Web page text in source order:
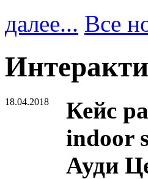
далее... Все
18.04.2018
Кейс
indoor
Ауди